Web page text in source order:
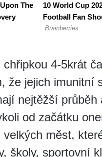
4-5krát
že jejich imunitní
nejtěžší průběh
od začátku
velkých měst,
školy, sportovní